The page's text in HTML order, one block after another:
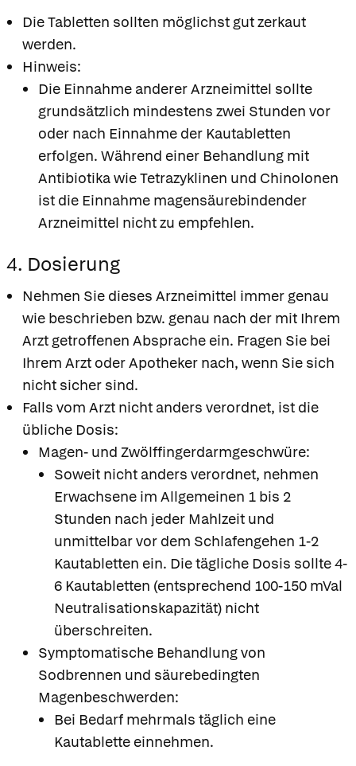
Die Tabletten sollten möglichst gut zerkaut
werden.
Hinweis:
Die Einnahme anderer Arzneimittel sollte
grundsätzlich mindestens zwei Stunden vor
oder nach Einnahme der Kautabletten
erfolgen. Während einer Behandlung mit
Antibiotika wie Tetrazyklinen und Chinolonen
ist die Einnahme magensäurebindender
Arzneimittel nicht zu empfehlen.
4. Dosierung
Nehmen Sie dieses Arzneimittel immer genau
wie beschrieben bzw. genau nach der mit Ihrem
Arzt getroffenen Absprache ein. Fragen Sie bei
Ihrem Arzt oder Apotheker nach, wenn Sie sich
nicht sicher sind.
Falls vom Arzt nicht anders verordnet, ist die
übliche Dosis:
Magen- und Zwölffingerdarmgeschwüre:
Soweit nicht anders verordnet, nehmen
Erwachsene im Allgemeinen 1 bis 2
Stunden nach jeder Mahlzeit und
unmittelbar vor dem Schlafengehen 1-2
Kautabletten ein. Die tägliche Dosis sollte 4-
6 Kautabletten (entsprechend 100-150 mVal
Neutralisationskapazität) nicht
überschreiten.
Symptomatische Behandlung von
Sodbrennen und säurebedingten
Magenbeschwerden:
Bei Bedarf mehrmals täglich eine
Kautablette einnehmen.